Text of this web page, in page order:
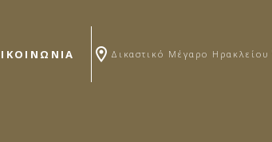
Δικαστικό Μέγαρο Ηρακλείου